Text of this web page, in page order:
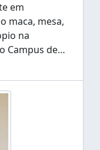
em
maca, mesa,
na
Campus de…